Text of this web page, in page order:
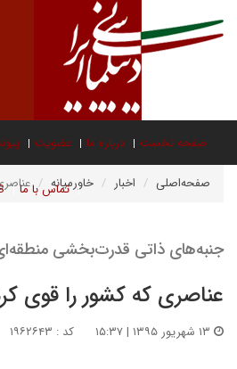
صفحه نخست درباره ما عضویت
تماس با ما صفحه‌اصلی اخبار خاورمیانه
جنبه‌های ذاتی قدرت‌بخشی
عناصری که کشور را قوی
کد : ۱۹۶۲۶۴۳